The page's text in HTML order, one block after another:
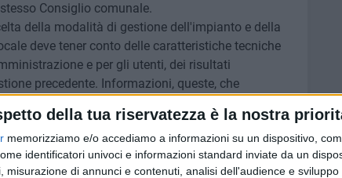
della tua riservatezza è la nostra
memorizziamo e/o accediamo a informazioni su un dispositivo,
identificatori univoci e informazioni standard inviate da un
misurazione di annunci e contenuti, analisi dell'audience e sviluppo
Consiglio comunale.
della modalità di gestione dell'impianto e della
deve tener conto delle caratteristiche tecniche
e per gli utenti, dei risultati
precedente. Informazioni, queste, che
sottoporrà all'organo consiliare.
di tale documento, in considerazione dell'elevata
dello stadio San Nicola, sia curata da un
di analisi, pianificazione finanziaria e